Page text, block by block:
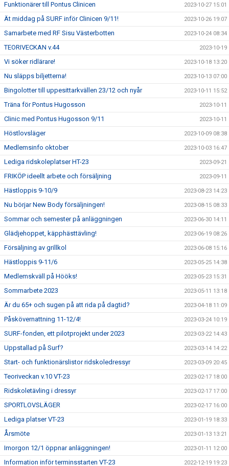
Funktionärer till Pontus Clinicen 2023-10-27 15:01
Ät middag på SURF inför Clinicen 9/11! 2023-10-26 19:07
Samarbete med RF Sisu Västerbotten 2023-10-24 08:34
TEORIVECKAN v.44 2023-10-19
Vi söker ridlärare! 2023-10-18 13:20
Nu släpps biljetterna! 2023-10-13 07:00
Bingolotter till uppesittarkvällen 23/12 och nyår 2023-10-11 15:52
Träna för Pontus Hugosson 2023-10-11
Clinic med Pontus Hugosson 9/11 2023-10-11
Höstlovsläger 2023-10-09 08:38
Medlemsinfo oktober 2023-10-03 16:47
Lediga ridskoleplatser HT-23 2023-09-21
FRIKÖP ideellt arbete och försäljning 2023-09-11
Hästloppis 9-10/9 2023-08-23 14:23
Nu börjar New Body försäljningen! 2023-08-15 08:33
Sommar och semester på anläggningen 2023-06-30 14:11
Glädjehoppet, käpphästtävling! 2023-06-19 08:26
Försäljning av grillkol 2023-06-08 15:16
Hästloppis 9-11/6 2023-05-25 14:38
Medlemskväll på Hööks! 2023-05-23 15:31
Sommarbete 2023 2023-05-11 13:18
Är du 65+ och sugen på att rida på dagtid? 2023-04-18 11:09
Påskövernattning 11-12/4! 2023-03-24 10:19
SURF-fonden, ett pilotprojekt under 2023 2023-03-22 14:43
Uppstallad på Surf? 2023-03-14 14:22
Start- och funktionärslistor ridskoledressyr 2023-03-09 20:45
Teoriveckan v.10 VT-23 2023-02-17 18:00
Ridskoletävling i dressyr 2023-02-17 17:00
SPORTLOVSLÄGER 2023-02-17 16:00
Lediga platser VT-23 2023-01-19 18:33
Årsmöte 2023-01-13 13:21
Imorgon 12/1 öppnar anläggningen! 2023-01-11 12:00
Information inför terminsstarten VT-23 2022-12-19 19:23